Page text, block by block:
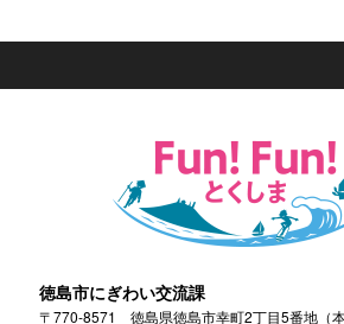
徳島市にぎわい交流課
〒770-8571 徳島県徳島市幸町2丁目5番地（本